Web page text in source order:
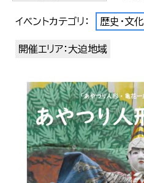
イベントカテゴリ： 歴史・文化
開催エリア：大迫地域